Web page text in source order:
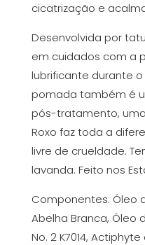
cicatrização e
Desenvolvida por
em cuidados com a
lubrificante durante
pomada também é
pós-tratamento,
Roxo faz toda a
livre de crueldade.
lavanda. Feito nos
Componentes: Óleo
Abelha Branca, Óleo
No. 2 K7014,